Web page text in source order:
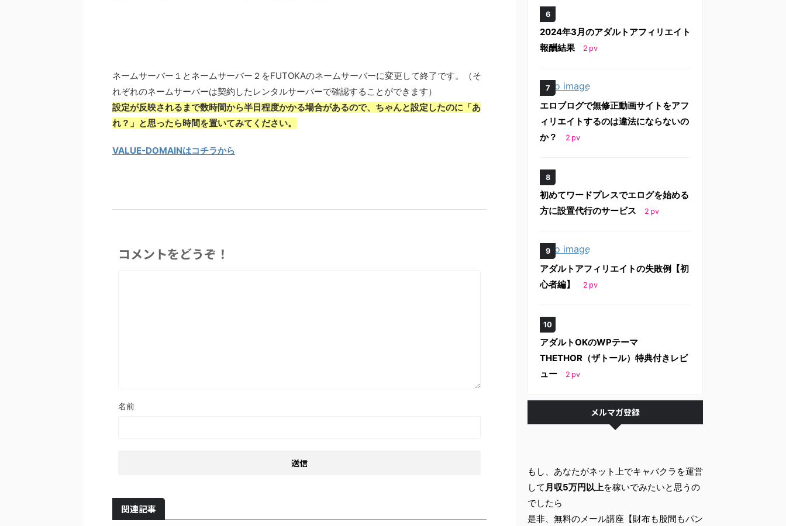
ネームサーバー１とネームサーバー２をFUTOKAのネームサーバーに変更して終了です。（そ
れぞれのネームサーバーは契約したレンタルサーバーで確認することができます）
設定が反映されるまで数時間から半日程度かかる場合があるので、ちゃんと設定したのに「あ
れ？」と思ったら時間を置いてみてください。
VALUE-DOMAINはコチラから
コメントをどうぞ！
名前
関連記事
2024年3月のアダルトアフィリエイト
報酬結果
2 pv
エロブログで無修正動画サイトをアフ
ィリエイトするのは違法にならないの
か？
2 pv
初めてワードプレスでエログを始める
方に設置代行のサービス
2 pv
アダルトアフィリエイトの失敗例【初
心者編】
2 pv
アダルトOKのWPテーマ
THETHOR（ザトール）特典付きレビ
ュー
2 pv
メルマガ登録
もし、あなたがネット上でキャバクラを運営
して 月収5万円以上を稼いでみたいと思うの
でしたら
是非、無料のメール講座【財布も股間もパン